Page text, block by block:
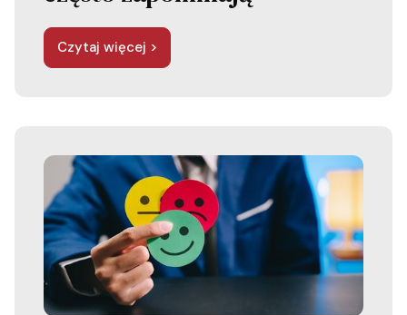
Czytaj więcej >